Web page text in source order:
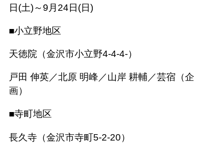
日(土)～9月24日(日)
■小立野地区
天徳院（金沢市小立野4-4-4-）
戸田 伸英／北原 明峰／山岸 耕輔／芸宿（企
画）
■寺町地区
長久寺（金沢市寺町5-2-20）